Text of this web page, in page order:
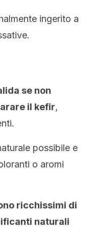
ingerito a
se non
il kefir,
possibile e
o aromi
ricchissimi di
naturali